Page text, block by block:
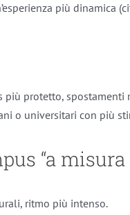
più dinamica
più protetto, spostamenti
o universitari con più
“a misura
ritmo più intenso.